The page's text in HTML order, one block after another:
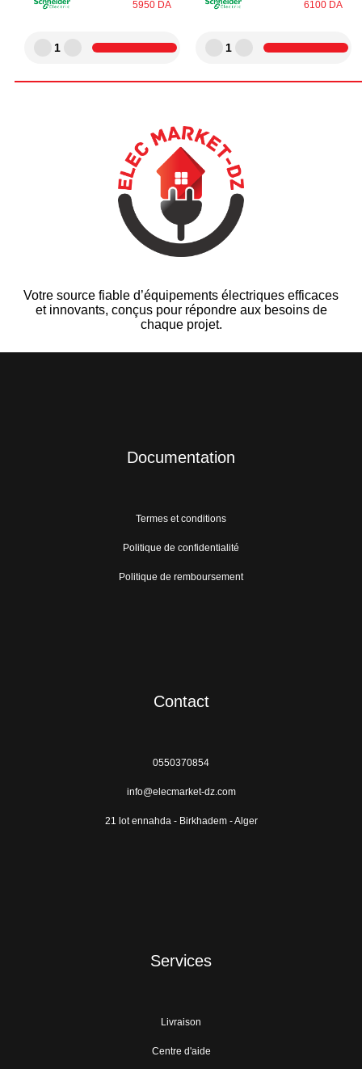
5950 DA
1
6100 DA
1
Votre source fiable d’équipements électriques efficaces
et innovants, conçus pour répondre aux besoins de
chaque projet.
Documentation
Termes et conditions
Politique de confidentialité
Politique de remboursement
Contact
0550370854
info@elecmarket-dz.com
21 lot ennahda - Birkhadem - Alger
Services
Livraison
Centre d'aide